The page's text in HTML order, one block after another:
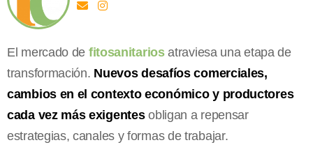
El mercado de fitosanitariosatraviesa una etapa de
transformación. Nuevos desafíos comerciales,
cambios en el contexto económico y productores
cada vez más exigentesobligan a repensar
estrategias, canales y formas de trabajar.